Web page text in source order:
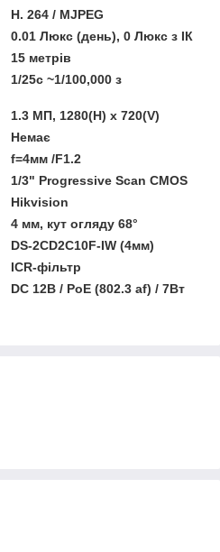
H. 264 / MJPEG
0.01 Люкс (день), 0 Люкс з ІК
15 метрів
1/25с ~1/100,000 з
1.3 МП, 1280(H) x 720(V)
Немає
f=4мм /F1.2
1/3" Progressive Scan CMOS
Hikvision
4 мм, кут огляду 68°
DS-2CD2C10F-IW (4мм)
ICR-фільтр
DC 12В / PoE (802.3 af) / 7Вт